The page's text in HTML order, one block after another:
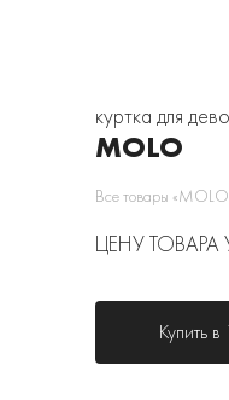
куртка для
MOLO
Все товары
ЦЕНУ ТОВАРА
Купить в